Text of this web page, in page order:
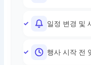
일정 변경 및
행사 시작 전